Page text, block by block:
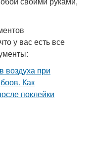
у вас есть все